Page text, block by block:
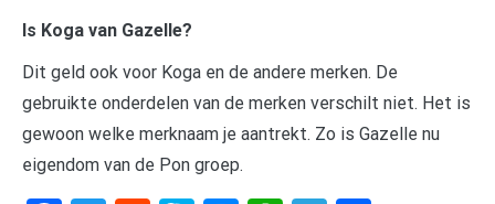
Is Koga van Gazelle?
Dit geld ook voor Koga en de andere merken. De
gebruikte onderdelen van de merken verschilt niet. Het is
gewoon welke merknaam je aantrekt. Zo is Gazelle nu
eigendom van de Pon groep.